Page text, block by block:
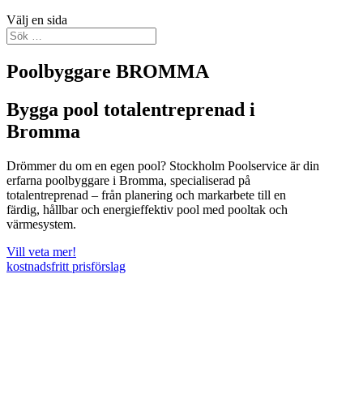
Välj en sida
Poolbyggare BROMMA
Bygga pool totalentreprenad i
Bromma
Drömmer du om en egen pool? Stockholm Poolservice är din
erfarna poolbyggare i Bromma, specialiserad på
totalentreprenad – från planering och markarbete till en
färdig, hållbar och energieffektiv pool med pooltak och
värmesystem.
Vill veta mer!
kostnadsfritt prisförslag